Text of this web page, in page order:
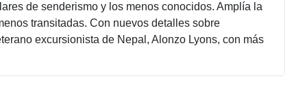
de senderismo y los menos conocidos. Amplía la
transitadas. Con nuevos detalles sobre
excursionista de Nepal, Alonzo Lyons, con más